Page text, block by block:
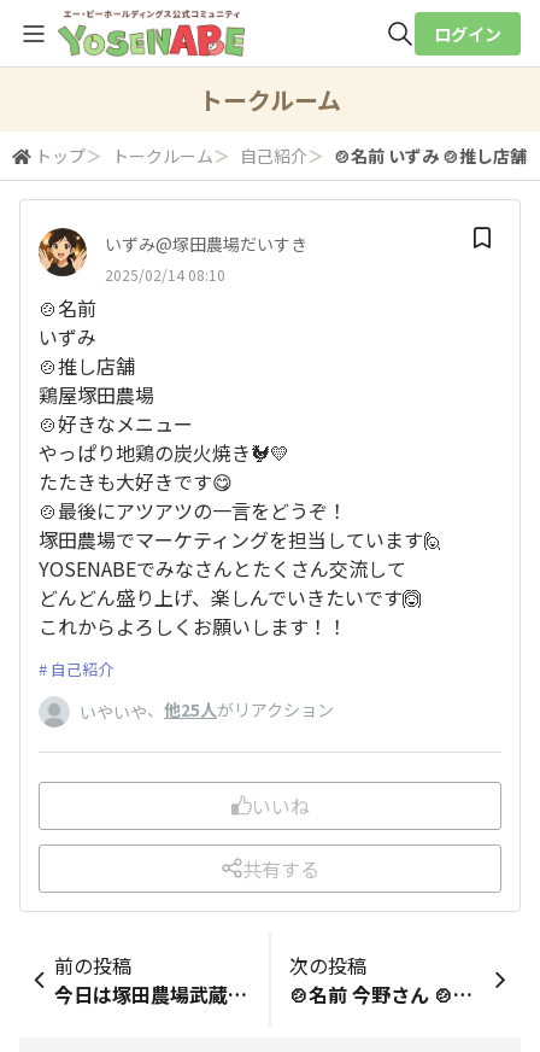
検索
ログイン
トークルーム
トップ＞ トークルーム＞ 自己紹介＞ 🍲名前 いずみ 🍲推し店舗
いずみ@塚田農場だいすき
2025/02/14 08:10
🍲名前
いずみ
🍲推し店舗
鶏屋塚田農場
🍲好きなメニュー
やっぱり地鶏の炭火焼き🐓💛
たたきも大好きです😋
🍲最後にアツアツの一言をどうぞ！
塚田農場でマーケティングを担当しています🙋
YOSENABEでみなさんとたくさん交流して
どんどん盛り上げ、楽しんでいきたいです🙆
これからよろしくお願いします！！
自己紹介
いやいや、 他25人がリアクション
いいね
共有する
前の投稿
今日は塚田農場武蔵小杉北口の店長が休み🎌。それを踏まえてお伝えしますが、店員が誠実な接客をしていない気がしたので概要を以降に述べます。 (1)私が座りたい席を指定したが、宴会準備を理由に断られた。 (2)16名の団体予約客を座敷ではなく、テーブル席に案内しようとしている。 (1)は物を置いてあるだけで、私が見ていた限り何もしていなかった。確認したら今日の予約ではなく、明日の予約との説明を後でされた。 (2)は私が幹事であれば座敷を要望する。店員が言うには「靴を履き直すのが面倒」とお客様から要望があったらしいが、事実であれば正しい接客。しかし同様の理由で店員が料理・飲み物を運ぶのも座敷だと面倒である。仮に本当の理由が後者であれば、エーピーホールディングスは一部店員の不誠実接客ために、リピーターを失う事になる。 画像は12日20:30頃の、予約テーブル・座敷席・私が注文して焼きそばです。 以上
次の投稿
🍲名前 今野さん 🍲推し店舗 決められない 🍲好きなメニュー 本気盛り 🍲最後にアツアツの一言をどうぞ！ いつでも、誰とでも、どの店でも楽しく過ごさせていただいてます！ これからもドンドン行くぜ！